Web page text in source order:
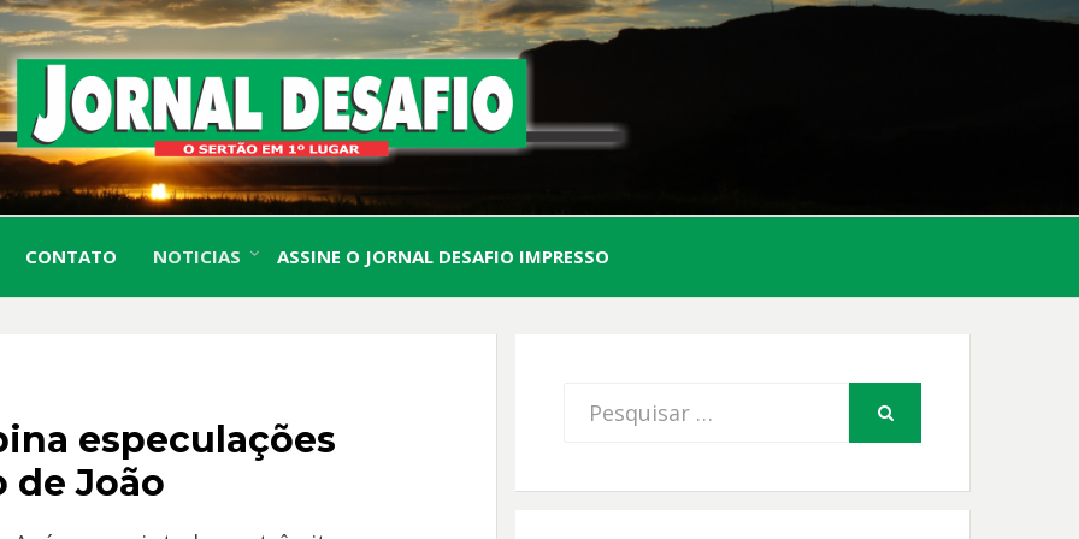
JORNAL
DESAFIO
O Sertão em 1º Lugar
CONTATO NOTICIAS ASSINE O JORNAL DESAFIO IMPRESSO
especulações
João
Procurar